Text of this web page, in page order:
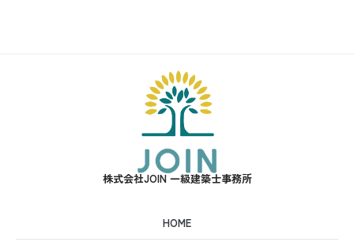
株式会社JOIN 一級建築士事務所
HOME